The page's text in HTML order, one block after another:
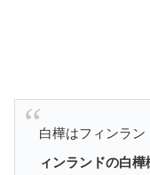
白樺はフィンラン
ィンランドの白